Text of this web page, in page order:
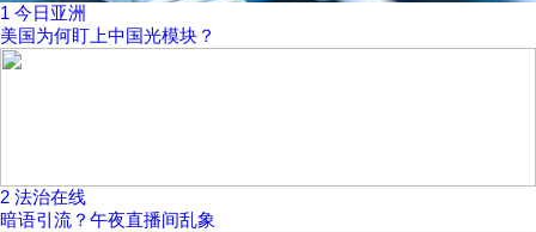
1 今日亚洲
美国为何盯上中国光模块？
2 法治在线
暗语引流？午夜直播间乱象